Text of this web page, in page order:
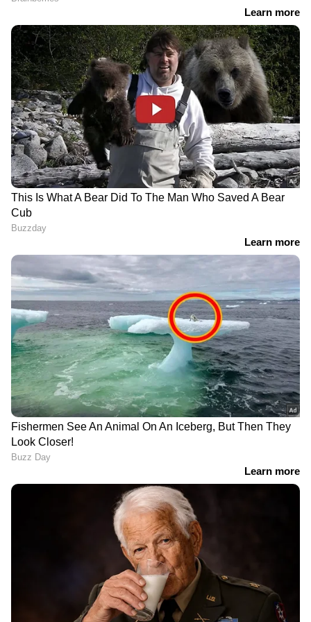
സത്യപ്രതിജ്ഞാ ചടങ്ങിൽ
വന്ദേമാതരം മുഴുവൻ
ആലപിച്ചതിൽ ആശങ്ക
രേഖപ്പെടുത്തി മുഹമ്മദ്
റിയാസ്; 'കണ്ണടച്ച്
ഭരണഘടന
ലത്തീൻ സഭയുടെ
അതൃപ്തി മാറ്റാൻ
ബിഷപ്പ് അടക്കമുള്ളവരെ
സതീശൻ
എടത്തിരുത്തി യുവാവിൻ്റെ
കൊലപാതകം: പ്രതി
അനൂപ് പിടിയിൽ, അഞ്ച്
നോർത്ത് ബ്ലോക്കിൽ
മുഖ്യമന്ത്രിയും അഞ്ച്
പ്രമുഖ മന്ത്രിമാരും,